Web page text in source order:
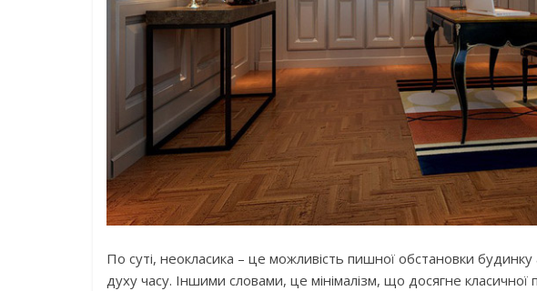
По суті, неокласика – це можливість пишної обстановки
духу часу. Іншими словами, це мінімалізм, що досягне класичної